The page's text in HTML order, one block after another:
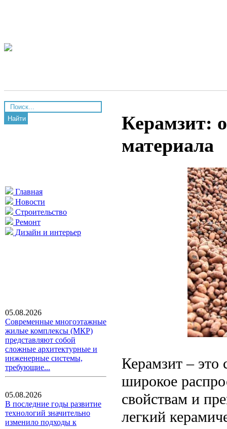
Найти
Главная
Новости
Строительство
Ремонт
Дизайн и интерьер
05.08.2026
Современные многоэтажные
жилые комплексы (МКР)
представляют собой
сложные архитектурные и
инженерные системы,
требующие...
05.08.2026
В последние годы развитие
технологий значительно
изменило подходы к
Керамзит:
материала
Керамзит – это
широкое
свойствам и
легкий